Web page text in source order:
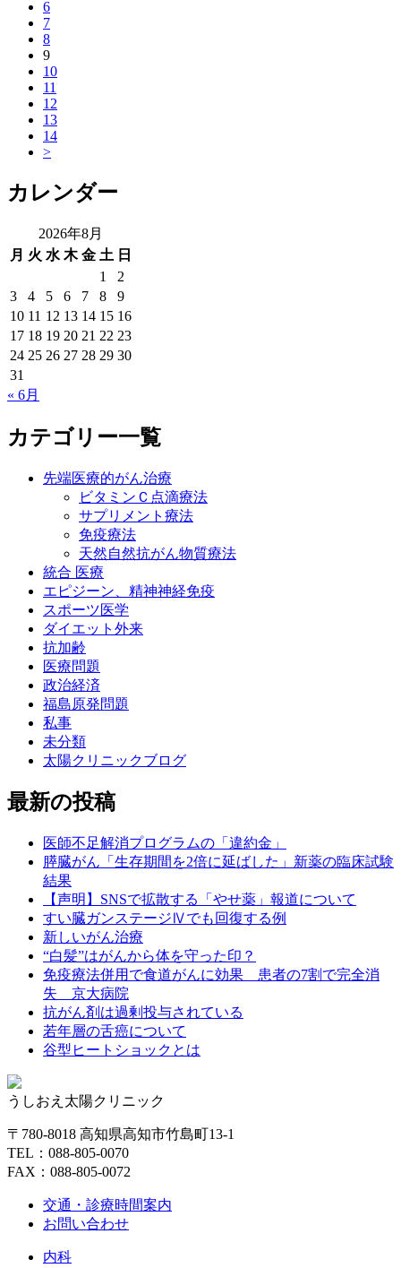
6
7
8
9
10
11
12
13
14
>
カレンダー
2026年8月
月 火 水 木 金 土 日
1
2
3
4 5 6 7 8
9
10 11 12 13 14 15 16
17 18 19 20 21 22 23
24 25 26 27 28 29 30
31
« 6月
カテゴリー一覧
先端医療的がん治療
ビタミンＣ点滴療法
サプリメント療法
免疫療法
天然自然抗がん物質療法
統合 医療
エピジーン、精神神経免疫
スポーツ医学
ダイエット外来
抗加齢
医療問題
政治経済
福島原発問題
私事
未分類
太陽クリニックブログ
最新の投稿
医師不足解消プログラムの「違約金」
膵臓がん「生存期間を2倍に延ばした」新薬の臨床試験
結果
【声明】SNSで拡散する「やせ薬」報道について
すい臓ガンステージⅣでも回復する例
新しいがん治療
“白髪”はがんから体を守った印？
免疫療法併用で食道がんに効果 患者の7割で完全消
失 京大病院
抗がん剤は過剰投与されている
若年層の舌癌について
谷型ヒートショックとは
うしおえ太陽クリニック
〒780-8018 高知県高知市竹島町13-1
TEL：088-805-0070
FAX：088-805-0072
交通・診療時間案内
お問い合わせ
内科